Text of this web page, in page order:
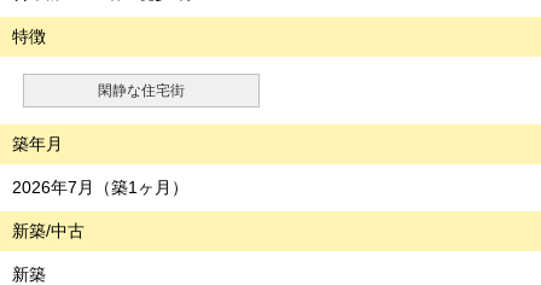
特徴
閑静な住宅街
築年月
2026年7月（築1ヶ月）
新築/中古
新築